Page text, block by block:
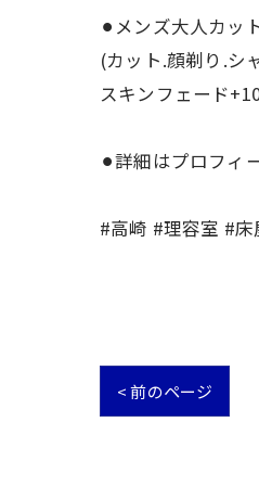
⚫︎メンズ大人カ
(カット.顔剃り.シ
スキンフェード
⚫︎詳細はプロフィ
#高崎 #理容室 #
< 前のページ